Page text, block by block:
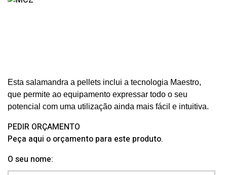
Esta salamandra a pellets inclui a tecnologia Maestro,
que permite ao equipamento expressar todo o seu
potencial com uma utilização ainda mais fácil e intuitiva.
PEDIR ORÇAMENTO
Peça aqui o orçamento para este produto.
O seu nome: